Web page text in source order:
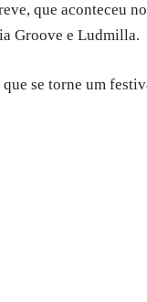
que aconteceu
Groove e Ludmilla.
se torne um